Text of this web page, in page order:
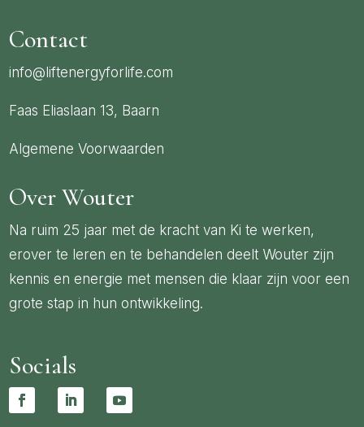
Contact
info@liftenergyforlife.com
Faas Eliaslaan 13, Baarn
Algemene Voorwaarden
Over Wouter
Na ruim 25 jaar met de kracht van Ki te werken,
erover te leren en te behandelen deelt Wouter zijn
kennis en energie met mensen die klaar zijn voor een
grote stap in hun ontwikkeling.
Socials